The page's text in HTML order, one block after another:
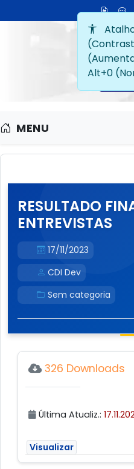
MENU
RESULTADO
ENTREVISTAS
17/11/2023
CDI Dev
Sem categoria
326 Downloads
Última Atualiz.:
Visualizar